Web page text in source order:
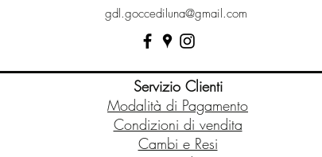
gdl.goccediluna@gmail.com
Servizio Clienti
Modalità di Pagamento
Condizioni di vendita
Cambi e Resi